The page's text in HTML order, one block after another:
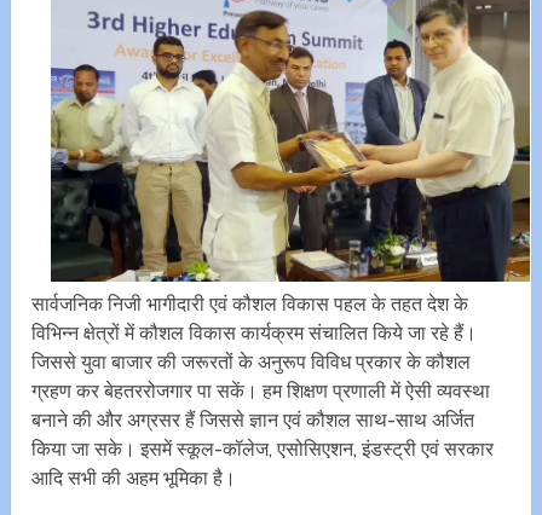
सार्वजनिक निजी भागीदारी एवं कौशल विकास पहल के तहत देश के
विभिन्न क्षेत्रों में कौशल विकास कार्यक्रम संचालित किये जा रहे हैं।
जिससे युवा बाजार की जरूरतों के अनुरूप विविध प्रकार के कौशल
ग्रहण कर बेहतररोजगार पा सकें। हम शिक्षण प्रणाली में ऐसी व्यवस्था
बनाने की और अग्रसर हैं जिससे ज्ञान एवं कौशल साथ-साथ अर्जित
किया जा सके। इसमें स्कूल-कॉलेज, एसोसिएशन, इंडस्ट्री एवं सरकार
आदि सभी की अहम भूमिका है।